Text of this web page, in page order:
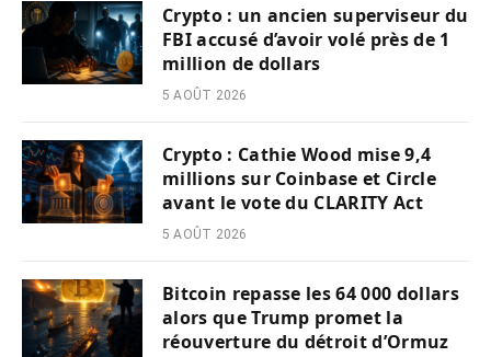
Crypto : un ancien superviseur du
FBI accusé d’avoir volé près de 1
million de dollars
5 AOÛT 2026
Crypto : Cathie Wood mise 9,4
millions sur Coinbase et Circle
avant le vote du CLARITY Act
5 AOÛT 2026
Bitcoin repasse les 64 000 dollars
alors que Trump promet la
réouverture du détroit d’Ormuz